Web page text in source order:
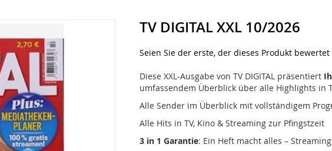
TV DIGITAL XXL 10/2026
Seien Sie der erste, der dieses Produkt bewertet
Diese XXL-Ausgabe von TV DIGITAL präsentiert
umfassendem Überblick über alle Highlights in
Alle Sender im Überblick mit vollständigem
Alle Hits in TV, Kino & Streaming zur Pfingstzeit
3 in 1 Garantie: Ein Heft macht alles –